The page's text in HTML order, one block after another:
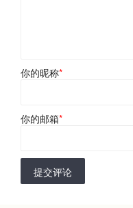
你的昵称*
你的邮箱*
提交评论